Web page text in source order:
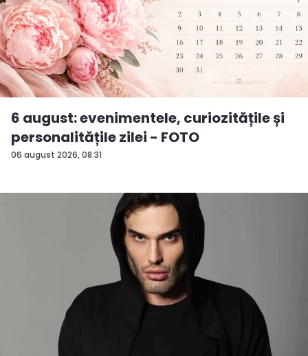
06 august 2026, 08:31
6 august: evenimentele, curiozitățile și
personalitățile zilei - FOTO